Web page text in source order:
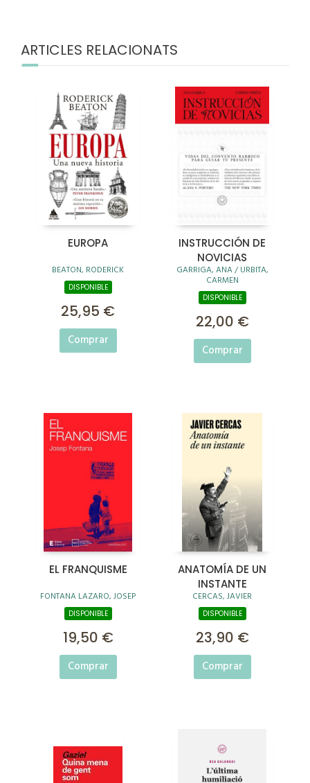
ARTICLES RELACIONATS
EUROPA
BEATON, RODERICK
DISPONIBLE
25,95 €
Comprar
INSTRUCCIÓN DE
NOVICIAS
GARRIGA, ANA / URBITA,
CARMEN
DISPONIBLE
22,00 €
Comprar
EL FRANQUISME
FONTANA LAZARO, JOSEP
DISPONIBLE
19,50 €
Comprar
ANATOMÍA DE UN
INSTANTE
CERCAS, JAVIER
DISPONIBLE
23,90 €
Comprar